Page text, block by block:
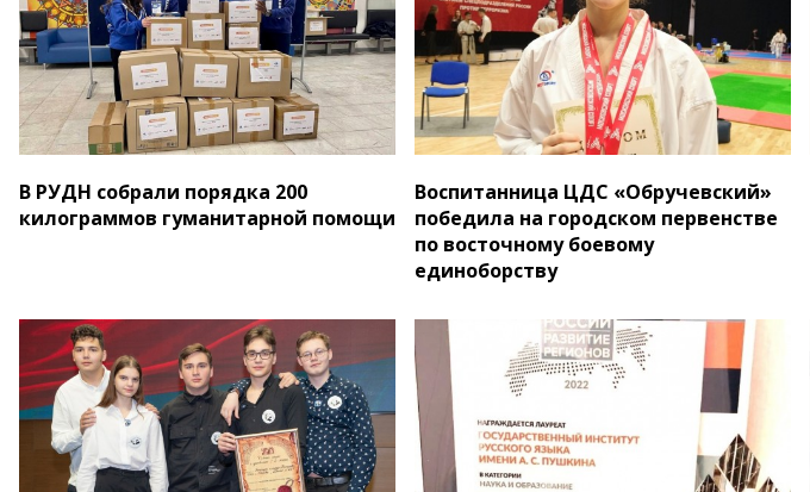
В РУДН собрали порядка 200
килограммов гуманитарной помощи
Воспитанница ЦДС «Обручевский»
победила на городском первенстве
по восточному боевому
единоборству